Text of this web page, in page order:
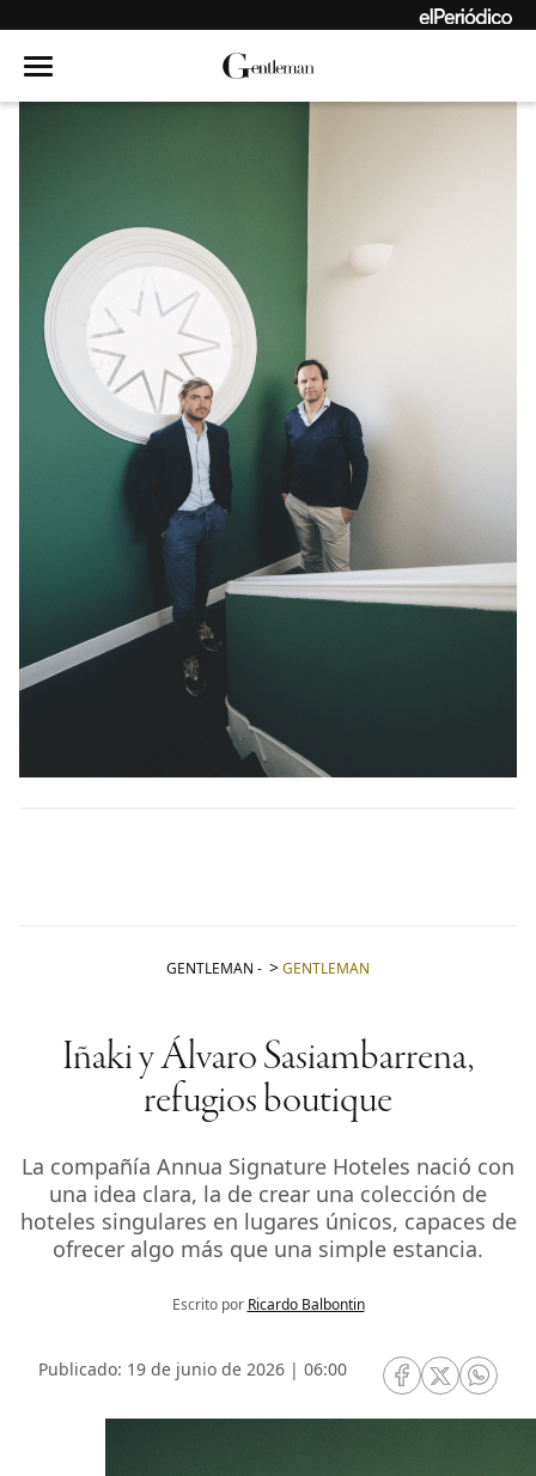
GENTLEMAN - GENTLEMAN
Iñaki y Álvaro Sasiambarrena,
refugios boutique
La compañía Annua Signature Hoteles nació con
una idea clara, la de crear una colección de
hoteles singulares en lugares únicos, capaces de
ofrecer algo más que una simple estancia.
Escrito por Ricardo Balbontin
Publicado: 19 de junio de 2026 | 06:00
RRSS Facebook
RRSSRRSS